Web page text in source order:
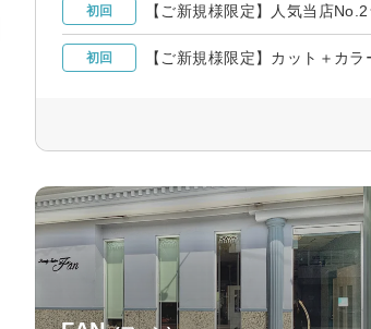
初回 【ご新規様限定】人気当店
初回 【ご新規様限定】カット＋カラ